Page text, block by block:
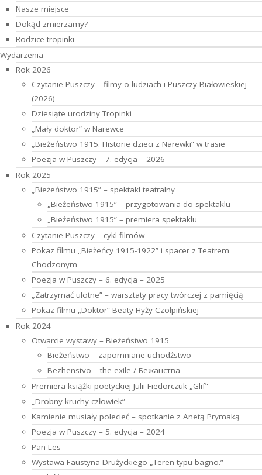
Nasze miejsce
Dokąd zmierzamy?
Rodzice tropinki
Wydarzenia
Rok 2026
Czytanie Puszczy – filmy o ludziach i Puszczy Białowieskiej
(2026)
Dziesiąte urodziny Tropinki
„Mały doktor” w Narewce
„Bieżeństwo 1915. Historie dzieci z Narewki” w trasie
Poezja w Puszczy – 7. edycja – 2026
Rok 2025
„Bieżeństwo 1915” – spektakl teatralny
„Bieżeństwo 1915” – przygotowania do spektaklu
„Bieżeństwo 1915” – premiera spektaklu
Czytanie Puszczy – cykl filmów
Pokaz filmu „Bieżeńcy 1915-1922” i spacer z Teatrem
Chodzonym
Poezja w Puszczy – 6. edycja – 2025
„Zatrzymać ulotne” – warsztaty pracy twórczej z pamięcią
Pokaz filmu „Doktor” Beaty Hyży-Czołpińskiej
Rok 2024
Otwarcie wystawy – Bieżeństwo 1915
Bieżeństwo – zapomniane uchodźstwo
Bezhenstvo – the exile / Бежанства
Premiera książki poetyckiej Julii Fiedorczuk „Glif”
„Drobny kruchy człowiek”
Kamienie musiały polecieć – spotkanie z Anetą Prymaką
Poezja w Puszczy – 5. edycja – 2024
Pan Les
Wystawa Faustyna Drużyckiego „Teren typu bagno.”